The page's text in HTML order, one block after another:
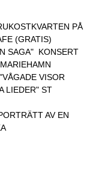
PÅ
(GRATIS)
SAGA"  KONSERT
VISOR
LIEDER" ST
AV EN